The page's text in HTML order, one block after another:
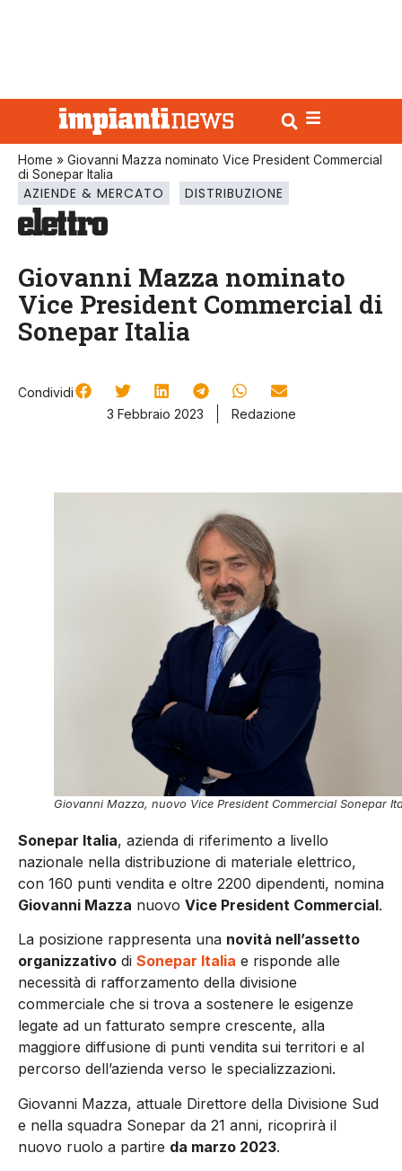
Home » Giovanni Mazza nominato Vice President Commercial
di Sonepar Italia
AZIENDE & MERCATO DISTRIBUZIONE
Giovanni Mazza nominato
Vice President Commercial di
Sonepar Italia
Condividi
3 Febbraio 2023
Redazione
Giovanni Mazza, nuovo Vice President Commercial Sonepar
Sonepar Italia, azienda di riferimento a livello
nazionale nella distribuzione di materiale elettrico,
con 160 punti vendita e oltre 2200 dipendenti, nomina
Giovanni Mazza nuovo Vice President Commercial.
La posizione rappresenta una novità nell’assetto
organizzativo di Sonepar Italia e risponde alle
necessità di rafforzamento della divisione
commerciale che si trova a sostenere le esigenze
legate ad un fatturato sempre crescente, alla
maggiore diffusione di punti vendita sui territori e al
percorso dell’azienda verso le specializzazioni.
Giovanni Mazza, attuale Direttore della Divisione Sud
e nella squadra Sonepar da 21 anni, ricoprirà il
nuovo ruolo a partire da marzo 2023.